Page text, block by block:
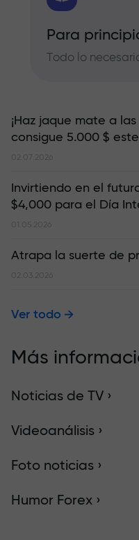
Para
Todo lo
¡Haz jaque mate a
consigue 5.000 $
02.07.2026
Invirtiendo en el
$4,000 para el Día
01.05.2026
Atrapa la suerte de
02.03.2026
Ver todo
Más
Noticias de TV ›
Videoanálisis ›
Foto noticias ›
Humor Forex ›